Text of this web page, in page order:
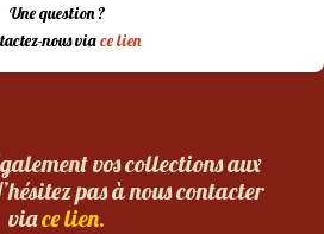
Une question ?
nous viace lien
vos collections aux
pas à nous contacter
viace lien.